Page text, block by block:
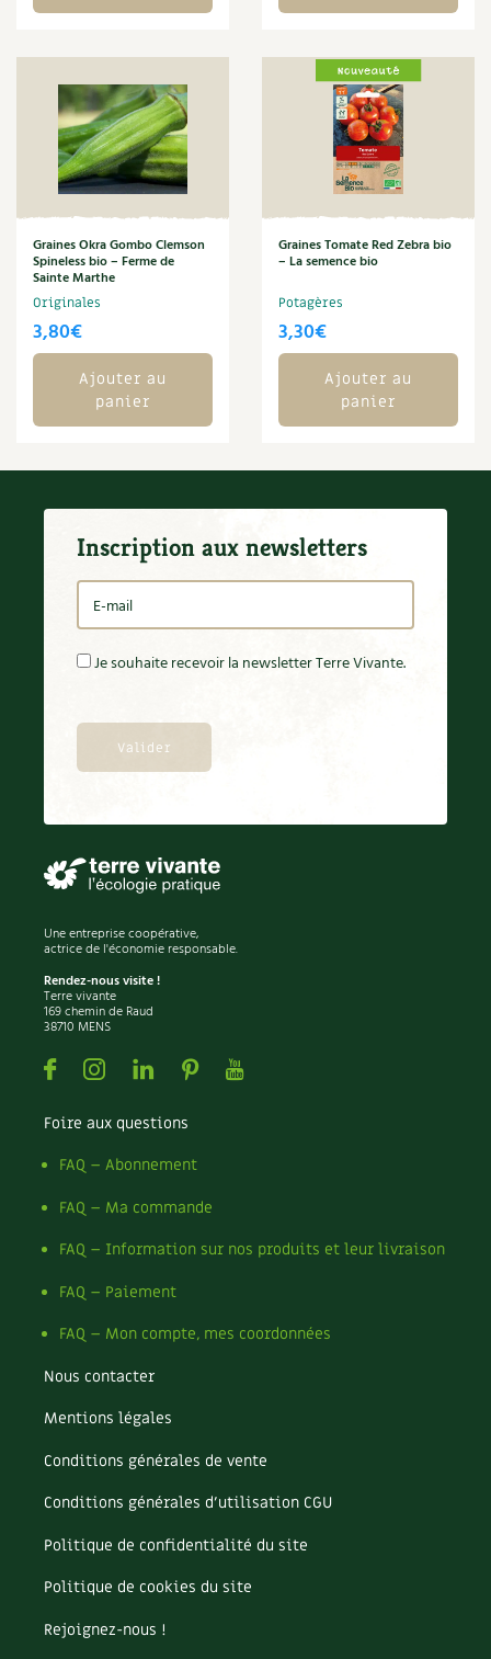
Actions pour la planète
Les 4 saisons
Archives
Carnets de saison
Compléments
Dossier
Actualités
Conseils vidéo des4 saisons
La vie secrète du jardin
Graines Okra Gombo Clemson
Spineless bio – Ferme de
Sainte Marthe
Originales
3,80€
Ajouter au
panier
Graines Tomate Red Zebra bio
– La semence bio
Potagères
3,30€
Ajouter au
panier
Inscription aux newsletters
Je souhaite recevoir la newsletter Terre Vivante.
Une entreprise coopérative,
actrice de l'économie responsable.
Rendez-nous visite !
Terre vivante
169 chemin de Raud
38710 MENS
FacebookInstagramLinkedin
PinterestYoutube
Foire aux questions
FAQ – Abonnement
FAQ – Ma commande
FAQ – Information sur nos produits et leur livraison
FAQ – Paiement
FAQ – Mon compte, mes coordonnées
Nous contacter
Mentions légales
Conditions générales de vente
Conditions générales d’utilisation CGU
Politique de confidentialité du site
Politique de cookies du site
Rejoignez-nous !